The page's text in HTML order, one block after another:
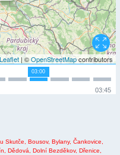
Leaflet | ©OpenStreetMapcontributors
03:00
03:45
Skutče, Bousov, Bylany, Čankovice,
Dědová, Dolní Bezděkov, Dřenice,